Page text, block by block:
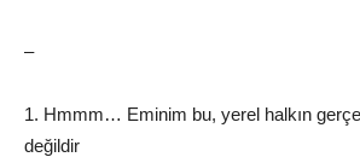
–
1. Hmmm… Eminim bu, yerel halkın
değildir